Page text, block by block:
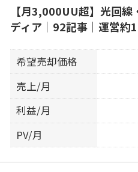
【月3,000UU超】光回
ディア｜92記事｜運営約
希望売却価格
売上/月
利益/月
PV/月